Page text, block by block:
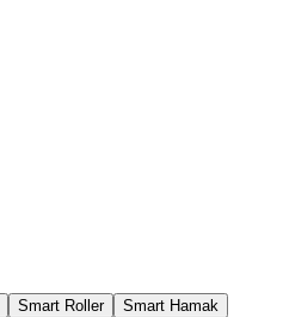
Smart Roller
Smart Hamak